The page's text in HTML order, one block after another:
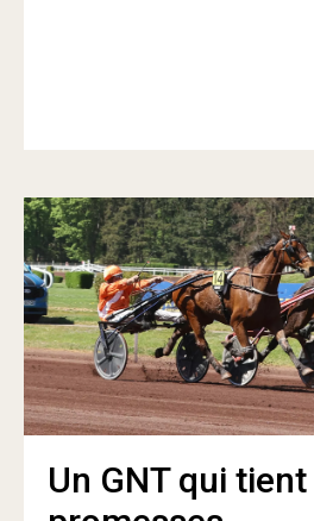
Un GNT qui